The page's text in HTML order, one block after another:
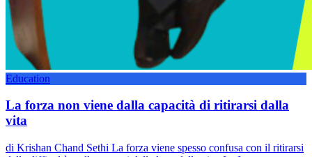
Education
La forza non viene dalla capacità di ritirarsi dalla
vita
di Krishan Chand Sethi La forza viene spesso confusa con il ritirarsi